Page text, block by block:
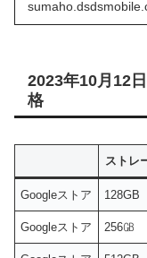
2023年10月12
格
ストレ
Googleストア 128GB
Googleストア 256㎇